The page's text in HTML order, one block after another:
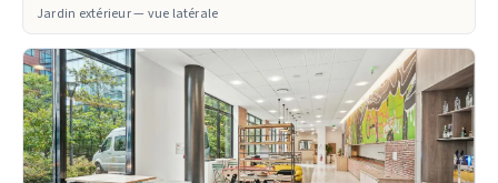
Jardin extérieur — vue latérale